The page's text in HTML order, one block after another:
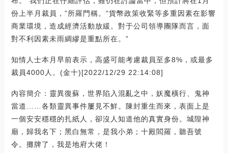
份上半月裁員，”所羅門稱。“貨幣政策收緊等多重因素在影響
商業環境，造成經濟活動放緩。對于公司領導團隊而言，面
對不利因素未雨綢繆是重點所在。”
知情人士本月早前表示，高盛可能考慮裁員至多8%，或最多
裁員4000人。(金十)[2022/12/29 22:14:08]
內容簡介：靈異復蘇，世界陷入混亂之中，妖魔橫行、鬼神
當道……各類靈異事件屢見不鮮。陳封重生而來，表面上是
一個安安穩穩的扎紙人，卻沒人知道他的真實身份。城隍神
廟，歸我名下；黑白無常，是我小弟；十殿閻羅，聽吾號
令。攤牌了，我是地府大佬！